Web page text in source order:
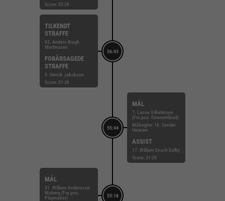
Score: 32-26
56:43
TILKENDT
STRAFFE
93. Anders Kragh
Martinusen
FORÅRSAGEDE
STRAFFE
9. Henrik Jakobsen
Score: 31-26
55:44
MÅL
7. Lasse Vilhelmsen
(Fra pos. Gennembrud)
Målvogter: 16. Sander
Heieren
ASSIST
17. William Enoch Dalby
Score: 31-26
55:18
MÅL
31. William Andersson
Moberg (Fra pos.
Playmaker)